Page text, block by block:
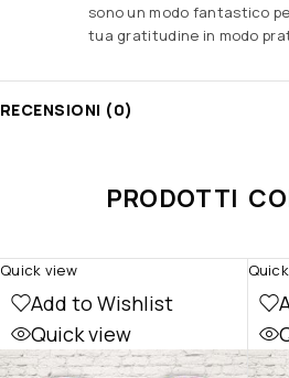
sono un modo fantastico
tua gratitudine in modo
RECENSIONI (0)
PRODOTTI
Add to Wishlist
Quick view
Quick view